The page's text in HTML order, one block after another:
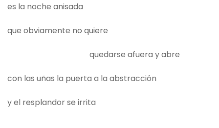
es la noche anisada
que obviamente no quiere
quedarse afuera y abre
con las uñas la puerta a la abstracción
y el resplandor se irrita